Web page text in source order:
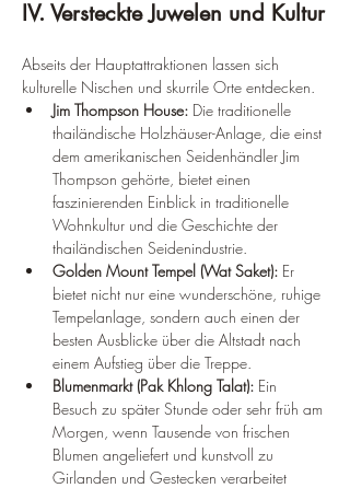
IV. Versteckte Juwelen und Kultur
Abseits der Hauptattraktionen lassen sich
kulturelle Nischen und skurrile Orte entdecken.
Jim Thompson House: Die traditionelle
thailändische Holzhäuser-Anlage, die einst
dem amerikanischen Seidenhändler Jim
Thompson gehörte, bietet einen
faszinierenden Einblick in traditionelle
Wohnkultur und die Geschichte der
thailändischen Seidenindustrie.
Golden Mount Tempel (Wat Saket): Er
bietet nicht nur eine wunderschöne, ruhige
Tempelanlage, sondern auch einen der
besten Ausblicke über die Altstadt nach
einem Aufstieg über die Treppe.
Blumenmarkt (Pak Khlong Talat): Ein
Besuch zu später Stunde oder sehr früh am
Morgen, wenn Tausende von frischen
Blumen angeliefert und kunstvoll zu
Girlanden und Gestecken verarbeitet